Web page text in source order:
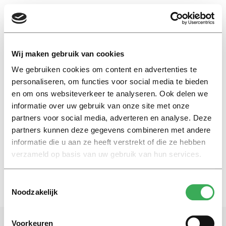
Wij maken gebruik van cookies
We gebruiken cookies om content en advertenties te
personaliseren, om functies voor social media te bieden
en om ons websiteverkeer te analyseren. Ook delen we
informatie over uw gebruik van onze site met onze
partners voor social media, adverteren en analyse. Deze
partners kunnen deze gegevens combineren met andere
informatie die u aan ze heeft verstrekt of die ze hebben
verzameld op basis van uw gebruik van hun services.
Noodzakelijk
Voorkeuren
EN
vaardigheden
Essay
Waarom jij veel creatiever bent
dan je denkt
29 september 2025